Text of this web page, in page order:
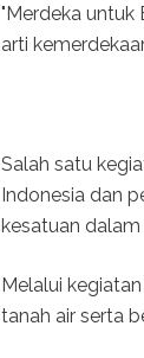
"Merdeka untuk
arti
Salah satu
Indonesia dan
kesatuan
Melalui
tanah air serta